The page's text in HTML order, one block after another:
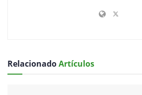
RelacionadoArtículos